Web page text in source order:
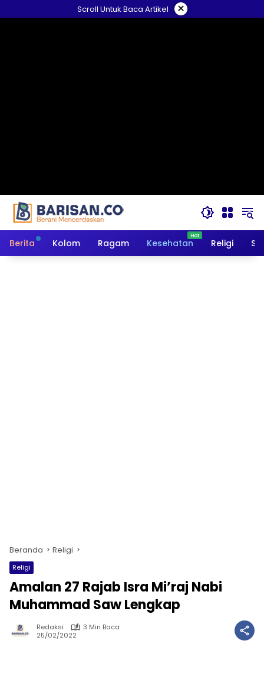
ke
Scroll Untuk Baca Artikel ×
Berita Kolom Ragam Kesehatan Religi
Beranda Religi
Religi
Amalan 27 Rajab Isra Mi’raj Nabi
Muhammad Saw Lengkap
Redaksi
3 Min Baca
25/02/2022